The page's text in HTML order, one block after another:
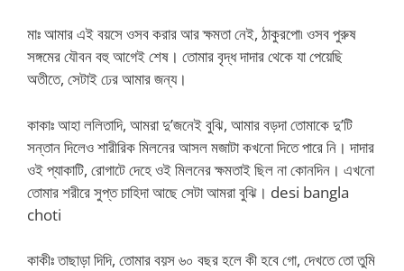
মাঃ আমার এই বয়সে ওসব করার আর ক্ষমতা নেই, ঠাকুরপো৷ ওসব পুরুষ
সঙ্গমের যৌবন বহু আগেই শেষ। তোমার বৃদ্ধ দাদার থেকে যা পেয়েছি
অতীতে, সেটাই ঢের আমার জন্য।
কাকাঃ আহা ললিতাদি, আমরা দু’জনেই বুঝি, আমার বড়দা তোমাকে দু’টি
সন্তান দিলেও শারীরিক মিলনের আসল মজাটা কখনো দিতে পারে নি। দাদার
ওই প্যাকাটি, রোগাটে দেহে ওই মিলনের ক্ষমতাই ছিল না কোনদিন। এখনো
তোমার শরীরে সুপ্ত চাহিদা আছে সেটা আমরা বুঝি। desi bangla
choti
কাকীঃ তাছাড়া দিদি, তোমার বয়স ৬০ বছর হলে কী হবে গো, দেখতে তো তুমি